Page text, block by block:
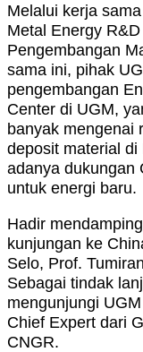
Melalui kerja
Metal Energy
Pengembangan
sama ini, pihak
pengembangan
Center di UGM,
banyak mengenai
deposit material
adanya dukungan
untuk energi baru.
Hadir
kunjungan ke
Selo, Prof.
Sebagai tindak
mengunjungi
Chief Expert dari
CNGR.